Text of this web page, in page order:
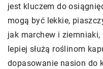
jest kluczem do
mogą być lekkie,
jak marchew i
lepiej służą roślinom
dopasowanie nasion do